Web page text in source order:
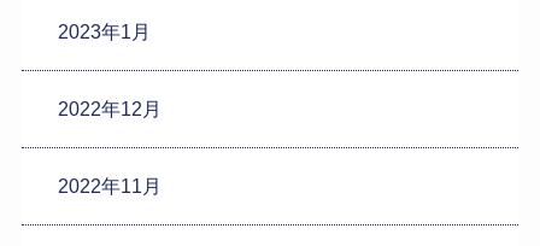
2023年1月
2022年12月
2022年11月